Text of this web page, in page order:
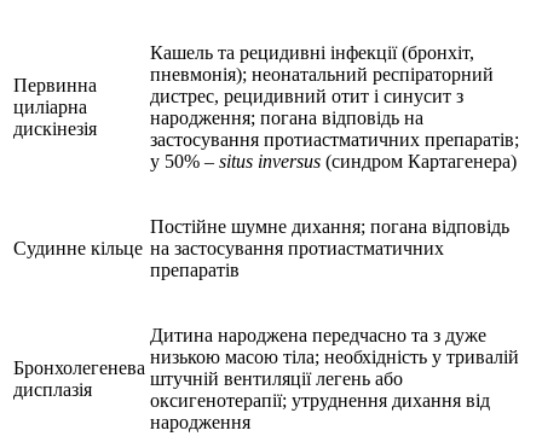
Первинна
циліарна
дискінезія
Кашель та рецидивні інфекції (бронхіт,
пневмонія); неонатальний респіраторний
дистрес, рецидивний отит і синусит з
народження; погана відповідь на
застосування протиастматичних препаратів;
у 50% – situs inversus (синдром Картагенера)
Судинне кільце
Постійне шумне дихання; погана відповідь
на застосування протиастматичних
препаратів
Бронхолегенева
дисплазія
Дитина народжена передчасно та з дуже
низькою масою тіла; необхідність у тривалій
штучній вентиляції легень або
оксигенотерапії; утруднення дихання від
народження